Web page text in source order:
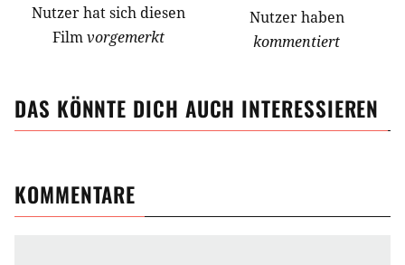
Nutzerhatsich diesen
Filmvorgemerkt
Nutzer haben
kommentiert
DAS KÖNNTE DICH AUCH INTERESSIEREN
KOMMENTARE